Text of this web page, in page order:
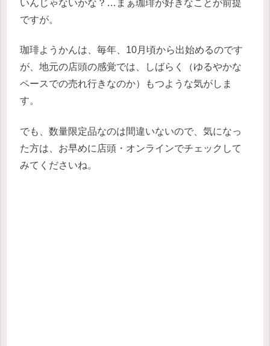
いんじゃないかな？…まぁ珈琲が好きなことが前提
ですが。
珈琲ようかんは、毎年、10月頃から出始めるのです
が、地元の店頭の感覚では、しばらく（ゆるやかな
ペースでの売れ行きなのか）もつような気がしま
す。
でも、数量限定品なのは間違いないので、気になっ
た方は、お早めに店頭・オンラインでチェックして
みてくださいね。